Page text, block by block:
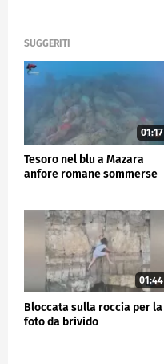
SUGGERITI
01:17
Tesoro nel blu a Mazara
anfore romane sommerse
01:44
Bloccata sulla roccia per la
foto da brivido